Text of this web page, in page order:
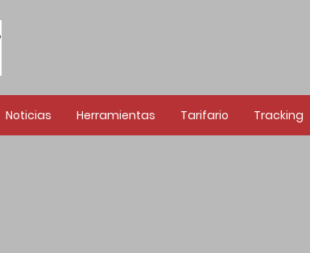
Noticias Herramientas Tarifario Tracking